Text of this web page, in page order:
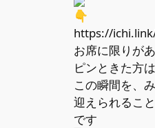
https://
お席に限りが
ピンときた方
この瞬間を、
迎えられるこ
です